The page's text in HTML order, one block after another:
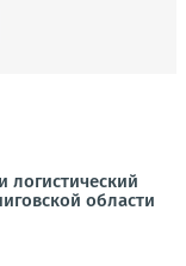
области